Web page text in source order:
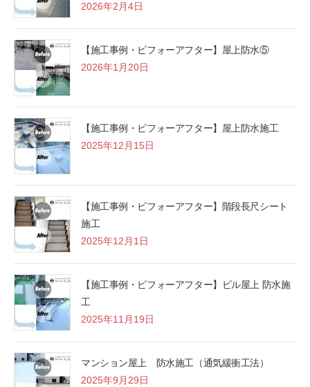
2026年2月4日
【施工事例・ビフォーアフター】屋上防水⑤
2026年1月20日
【施工事例・ビフォーアフター】屋上防水施工
2025年12月15日
【施工事例・ビフォーアフター】階段長尺シート
施工
2025年12月1日
【施工事例・ビフォーアフター】ビル屋上 防水施
工
2025年11月19日
マンション屋上 防水施工（通気緩衝工法）
2025年9月29日